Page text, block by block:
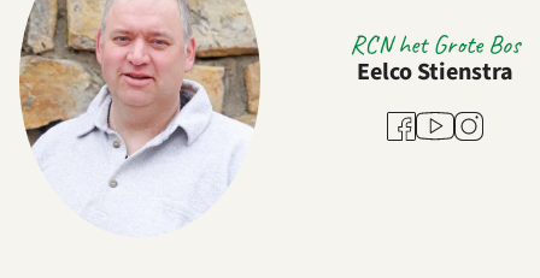
RCN het Grote Bos
Eelco Stienstra
Facebook
YoutubeInstagram